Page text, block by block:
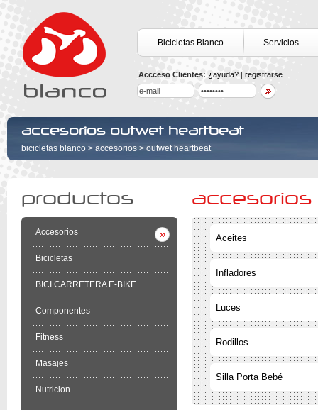
Bicicletas Blanco Servicios
Accceso Clientes: ¿ayuda? | registrarse
accesorios outwet heartbeat
bicicletas blanco > accesorios > outwet heartbeat
productos
Accesorios
Bicicletas
BICI CARRETERA E-BIKE
Componentes
Fitness
Masajes
Nutricion
accesorios
Aceites
Infladores
Luces
Rodillos
Silla Porta Bebé